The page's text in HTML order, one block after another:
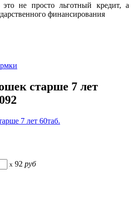
не просто льготный кредит, а
финансирования
старше 7 лет
x 92 руб